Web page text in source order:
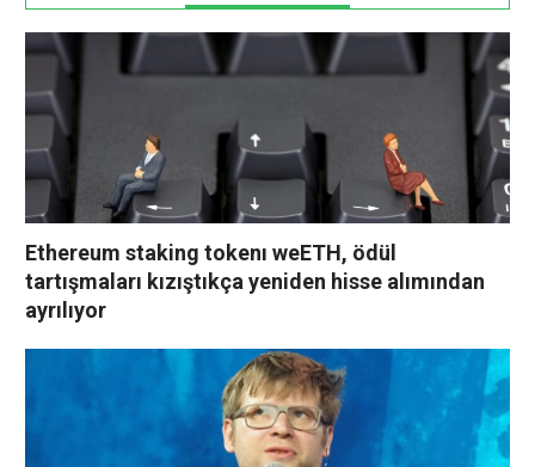
Ethereum staking tokenı weETH, ödül
tartışmaları kızıştıkça yeniden hisse alımından
ayrılıyor